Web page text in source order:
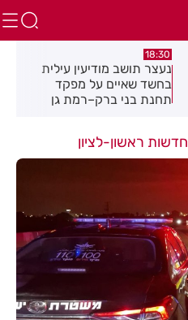
17:49
מקהלה אחת לכולם בראשון
לציון
חדשות ראשון-לציון